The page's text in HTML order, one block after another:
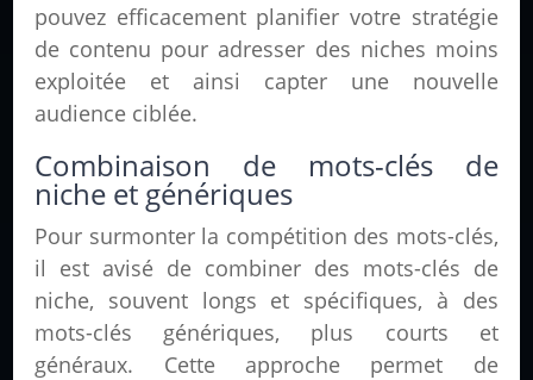
pouvez efficacement planifier votre stratégie
de contenu pour adresser des niches moins
exploitée et ainsi capter une nouvelle
audience ciblée.
Combinaison de mots-clés de
niche et génériques
Pour surmonter la compétition des mots-clés,
il est avisé de combiner des mots-clés de
niche, souvent longs et spécifiques, à des
mots-clés génériques, plus courts et
généraux. Cette approche permet de